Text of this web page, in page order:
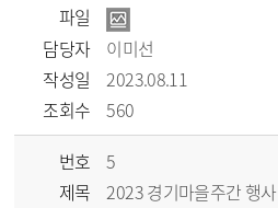
파일
담당자
이미선
작성일
2023.08.11
조회수
560
번호
5
제목
2023 경기마을주간 행사